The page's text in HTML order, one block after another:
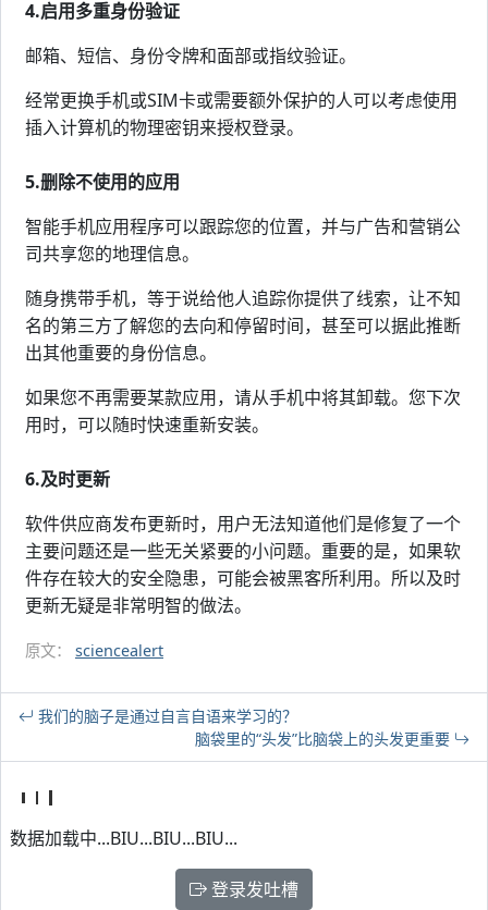
4.启用多重身份验证
邮箱、短信、身份令牌和面部或指纹验证。
经常更换手机或SIM卡或需要额外保护的人可以考虑使用
插入计算机的物理密钥来授权登录。
5.删除不使用的应用
智能手机应用程序可以跟踪您的位置，并与广告和营销公
司共享您的地理信息。
随身携带手机，等于说给他人追踪你提供了线索，让不知
名的第三方了解您的去向和停留时间，甚至可以据此推断
出其他重要的身份信息。
如果您不再需要某款应用，请从手机中将其卸载。您下次
用时，可以随时快速重新安装。
6.及时更新
软件供应商发布更新时，用户无法知道他们是修复了一个
主要问题还是一些无关紧要的小问题。重要的是，如果软
件存在较大的安全隐患，可能会被黑客所利用。所以及时
更新无疑是非常明智的做法。
原文： sciencealert
我们的脑子是通过自言自语来学习的？
脑袋里的“头发”比脑袋上的头发更重要
数据加载中...BIU...BIU...BIU...
登录发吐槽